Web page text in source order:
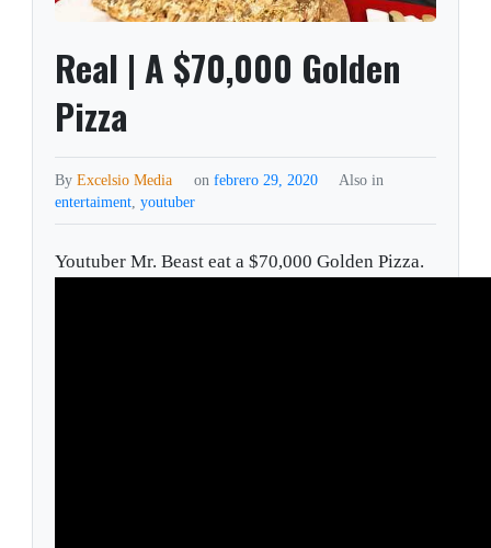
Real | A $70,000 Golden
Pizza
ByExcelsio Media on febrero 29, 2020
Also in
entertaiment,youtuber
Youtuber Mr. Beast eat a $70,000 Golden Pizza.